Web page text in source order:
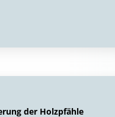
der Holzpfähle